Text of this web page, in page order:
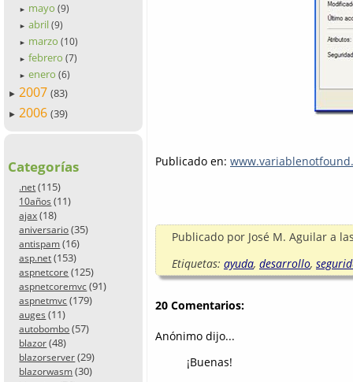
► mayo (9)
► abril (9)
► marzo (10)
► febrero (7)
► enero (6)
► 2007 (83)
► 2006 (39)
Categorías
.net (115)
10años (11)
ajax (18)
aniversario (35)
antispam (16)
asp.net (153)
aspnetcore (125)
aspnetcoremvc (91)
aspnetmvc (179)
auges (11)
autobombo (57)
blazor (48)
blazorserver (29)
blazorwasm (30)
Publicado en:
Publicado por José M. Aguilar a
Etiquetas: ayuda, desarrollo,
20 Comentarios:
Anónimo dijo...
¡Buenas!